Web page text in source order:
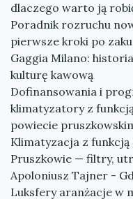
dlaczego warto ją
Poradnik rozruchu
pierwsze kroki po
Gaggia Milano:
kulturę kawową
Dofinansowania i
klimatyzatory z
powiecie
Klimatyzacja z
Pruszkowie — filtry,
Apoloniusz Tajner -
Luksfery aranżacje w